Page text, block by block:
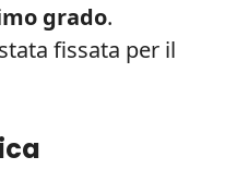
grado.
fissata per il